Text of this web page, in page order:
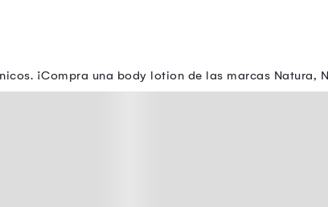
¡Compra una body lotion de las marcas Natura,